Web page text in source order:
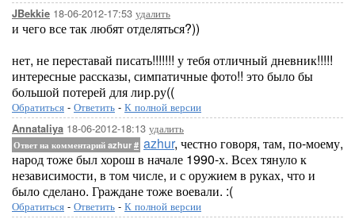
JBekkie 18-06-2012-17:53 удалить
и чего все так любят отделяться?))
нет, не переставай писать!!!!!!! у тебя отличный дневник!!!!!
интересные рассказы, симпатичные фото!! это было бы
большой потерей для лир.ру((
Обратиться - Ответить - К полной версии
Annataliya 18-06-2012-18:13 удалить
Ответ на комментарий azhur # azhur, честно говоря, там, по-моему,
народ тоже был хорош в начале 1990-х. Всех тянуло к
независимости, в том числе, и с оружием в руках, что и
было сделано. Граждане тоже воевали. :(
Обратиться - Ответить - К полной версии